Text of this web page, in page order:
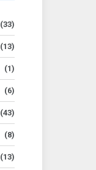
(33)
(13)
(1)
(6)
(43)
(8)
(13)